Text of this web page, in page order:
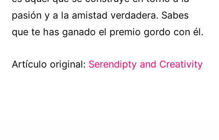
pasión y a la amistad verdadera. Sabes
que te has ganado el premio gordo con él.
Artículo original: Serendipty and Creativity